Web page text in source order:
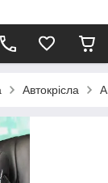
Автокрісла